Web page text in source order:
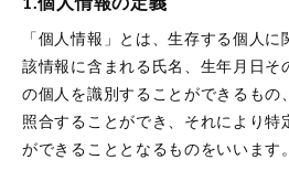
「個人情報」とは、生存する個人
該情報に含まれる氏名、生年月日そ
の個人を識別することができるもの
照合することができ、それにより特
ができることとなるものをいいます。